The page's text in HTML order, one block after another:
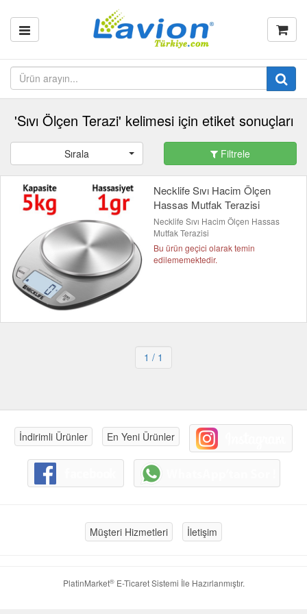
'Sıvı Ölçen Terazi' kelimesi için etiket sonuçları
Sırala Filtrele
Necklife Sıvı Hacim Ölçen
Hassas Mutfak Terazisi
Necklife Sıvı Hacim Ölçen Hassas
Mutfak Terazisi
Bu ürün geçici olarak temin
edilememektedir.
1 / 1
İndirimli Ürünler En Yeni Ürünler
Müşteri Hizmetleri İletişim
PlatinMarket®E-Ticaret Sistemi İle Hazırlanmıştır.